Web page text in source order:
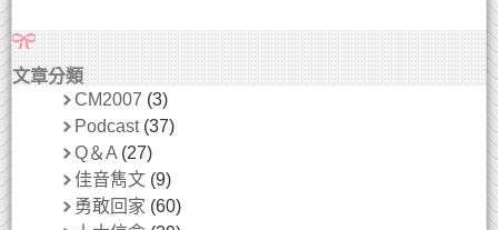
文章分類
CM2007 (3)
Podcast(37)
Q＆A (27)
佳音雋文 (9)
勇敢回家 (60)